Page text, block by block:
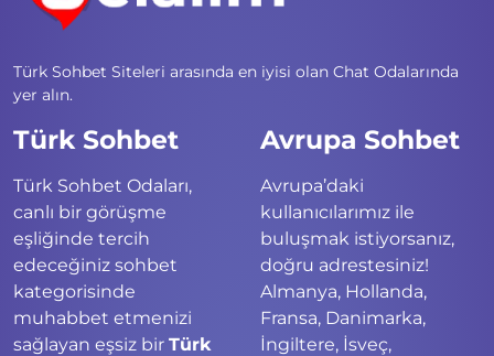
Türk Sohbet Siteleri arasında en iyisi olan Chat Odalarında
yer alın.
Türk Sohbet
Türk Sohbet Odaları,
canlı bir görüşme
eşliğinde tercih
edeceğiniz sohbet
kategorisinde
muhabbet etmenizi
sağlayan eşsiz bir Türk
Avrupa Sohbet
Avrupa’daki
kullanıcılarımız ile
buluşmak istiyorsanız,
doğru adrestesiniz!
Almanya, Hollanda,
Fransa, Danimarka,
İngiltere, İsveç,